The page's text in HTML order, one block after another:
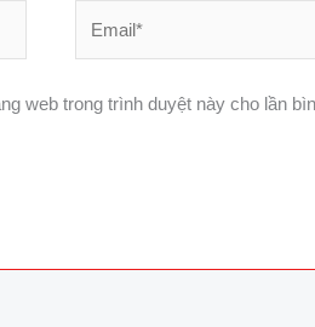
web trong trình duyệt này cho lần